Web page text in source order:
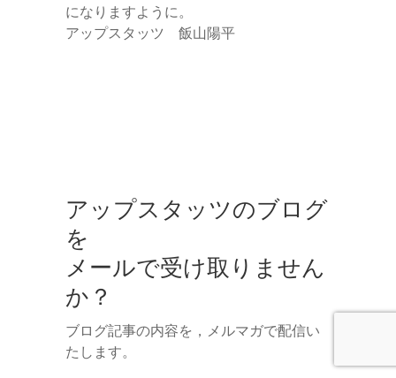
になりますように。
アップスタッツ 飯山陽平
アップスタッツのブログ
を
メールで受け取りません
か？
ブログ記事の内容を，メルマガで配信い
たします。